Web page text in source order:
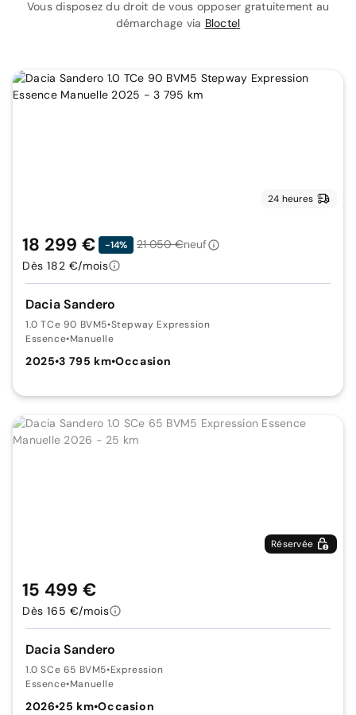
Vous disposez du droit de vous opposer gratuitement au
démarchage via Bloctel
24 heures
Dacia Sandero
1.0 TCe 90 BVM5•Stepway Expression
Essence•Manuelle
2025•3 795 km•Occasion
18 299 € -14% 21 050 €neuf
Dès 182 €/mois
Réservée
Dacia Sandero
1.0 SCe 65 BVM5•Expression
Essence•Manuelle
2026•25 km•Occasion
15 499 €
Dès 165 €/mois